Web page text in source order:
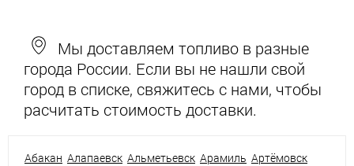
Мы доставляем топливо в разные
города России. Если вы не нашли свой
город в списке, свяжитесь с нами, чтобы
расчитать стоимость доставки.
Абакан Алапаевск Альметьевск Арамиль Артёмовск